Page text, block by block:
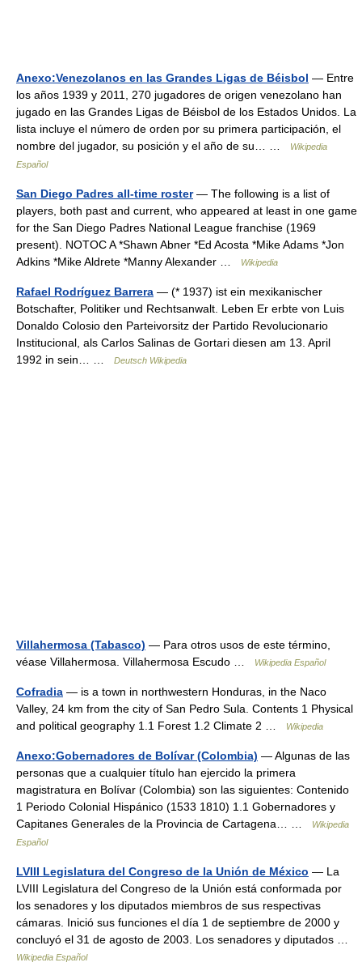
Anexo:Venezolanos en las Grandes Ligas de Béisbol — Entre
los años 1939 y 2011, 270 jugadores de origen venezolano han
jugado en las Grandes Ligas de Béisbol de los Estados Unidos. La
lista incluye el número de orden por su primera participación, el
nombre del jugador, su posición y el año de su… …
Wikipedia
Español
San Diego Padres all-time roster— The following is a list of
players, both past and current, who appeared at least in one game
for the San Diego Padres National League franchise (1969
present). NOTOC A *Shawn Abner *Ed Acosta *Mike Adams *Jon
Adkins *Mike Aldrete *Manny Alexander …
Wikipedia
Rafael Rodríguez Barrera — (* 1937) ist ein mexikanischer
Botschafter, Politiker und Rechtsanwalt. Leben Er erbte von Luis
Donaldo Colosio den Parteivorsitz der Partido Revolucionario
Institucional, als Carlos Salinas de Gortari diesen am 13. April
1992 in sein… …
Deutsch Wikipedia
Villahermosa (Tabasco) — Para otros usos de este término,
véase Villahermosa. Villahermosa Escudo …
Wikipedia Español
Cofradia — is a town in northwestern Honduras, in the Naco
Valley, 24 km from the city of San Pedro Sula. Contents 1 Physical
and political geography 1.1 Forest 1.2 Climate 2 …
Wikipedia
Anexo:Gobernadores de Bolívar (Colombia) — Algunas de las
personas que a cualquier título han ejercido la primera
magistratura en Bolívar (Colombia) son las siguientes: Contenido
1 Periodo Colonial Hispánico (1533 1810) 1.1 Gobernadores y
Capitanes Generales de la Provincia de Cartagena… …
Wikipedia
Español
LVIII Legislatura del Congreso de la Unión de México — La
LVIII Legislatura del Congreso de la Unión está conformada por
los senadores y los diputados miembros de sus respectivas
cámaras. Inició sus funciones el día 1 de septiembre de 2000 y
concluyó el 31 de agosto de 2003. Los senadores y diputados …
Wikipedia Español